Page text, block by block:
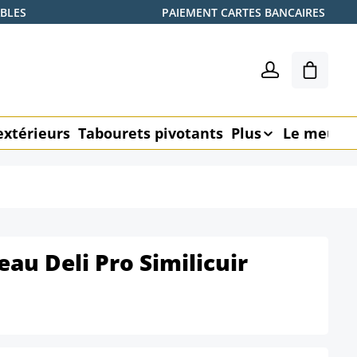
PAIEMENT CARTES BANCAIRES
Le
Tabourets pivotants Plus Le
Deli Pro Similicuir